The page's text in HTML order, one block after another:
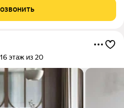
жизнью в центре.
16 этаж из 20